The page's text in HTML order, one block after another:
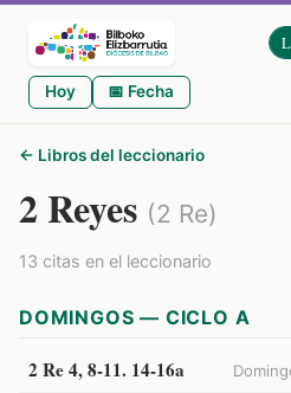
Hoy 📅 Fecha
← Libros del leccionario
2 Reyes (2 Re)
13 citas en el leccionario
DOMINGOS — CICLO A
2 Re 4, 8-11. 14-16a